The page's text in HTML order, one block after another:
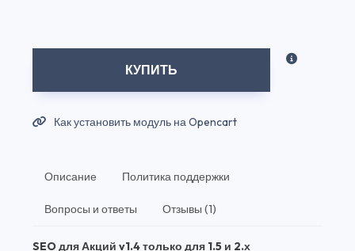
КУПИТЬ
Как установить модуль на Opencart
Описание Политика поддержки
Вопросы и ответы Отзывы (1)
SEO для Акций v1.4 только для 1.5 и 2.х